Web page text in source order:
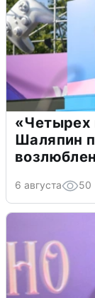
«Четырех
Шаляпин
6 августа 50